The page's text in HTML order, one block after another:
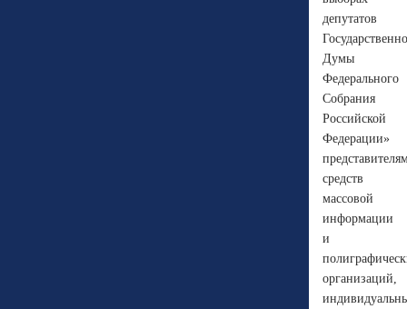
депутатов
Думы
Федерального
Собрания
Российской
Федерации»
средств
массовой
информации
и
организаций,